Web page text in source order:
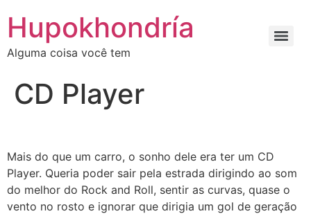
para
conteúdo
Hupokhondría
Alguma coisa você tem
CD Player
Mais do que um carro, o sonho dele era ter um CD
Player. Queria poder sair pela estrada dirigindo ao som
do melhor do Rock and Roll, sentir as curvas, quase o
vento no rosto e ignorar que dirigia um gol de geração